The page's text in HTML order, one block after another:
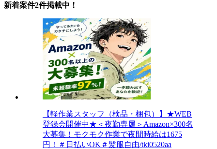
新着案件2件掲載中！
【軽作業スタッフ（検品・梱包）】★WEB
登録会開催中★＜夜勤専属＞Amazon×300名
大募集！モクモク作業で夜間時給は1675
円！＃日払いOK＃髪服自由/tki0520aa